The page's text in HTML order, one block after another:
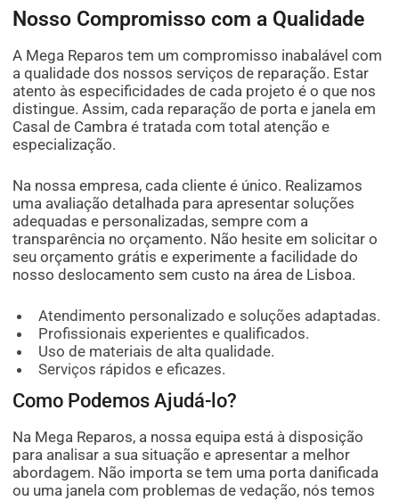
Nosso Compromisso com a Qualidade
A Mega Reparos tem um compromisso inabalável com
a qualidade dos nossos serviços de reparação. Estar
atento às especificidades de cada projeto é o que nos
distingue. Assim, cada reparação de porta e janela em
Casal de Cambra é tratada com total atenção e
especialização.
Na nossa empresa, cada cliente é único. Realizamos
uma avaliação detalhada para apresentar soluções
adequadas e personalizadas, sempre com a
transparência no orçamento. Não hesite em solicitar o
seu orçamento grátis e experimente a facilidade do
nosso deslocamento sem custo na área de Lisboa.
Atendimento personalizado e soluções adaptadas.
Profissionais experientes e qualificados.
Uso de materiais de alta qualidade.
Serviços rápidos e eficazes.
Como Podemos Ajudá-lo?
Na Mega Reparos, a nossa equipa está à disposição
para analisar a sua situação e apresentar a melhor
abordagem. Não importa se tem uma porta danificada
ou uma janela com problemas de vedação, nós temos